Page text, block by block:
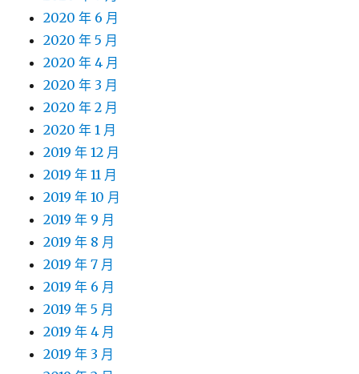
2020 年 6 月
2020 年 5 月
2020 年 4 月
2020 年 3 月
2020 年 2 月
2020 年 1 月
2019 年 12 月
2019 年 11 月
2019 年 10 月
2019 年 9 月
2019 年 8 月
2019 年 7 月
2019 年 6 月
2019 年 5 月
2019 年 4 月
2019 年 3 月